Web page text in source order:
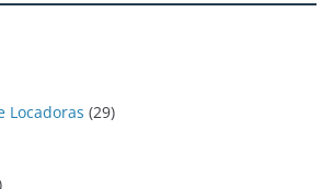
Locadoras (29)